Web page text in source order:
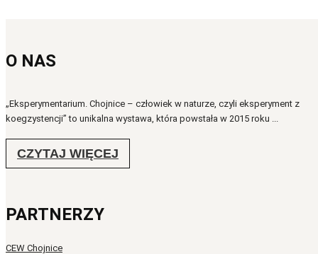
O NAS
„Eksperymentarium. Chojnice – człowiek w naturze, czyli eksperyment z
koegzystencji” to unikalna wystawa, która powstała w 2015 roku ...
CZYTAJ WIĘCEJ
PARTNERZY
CEW Chojnice